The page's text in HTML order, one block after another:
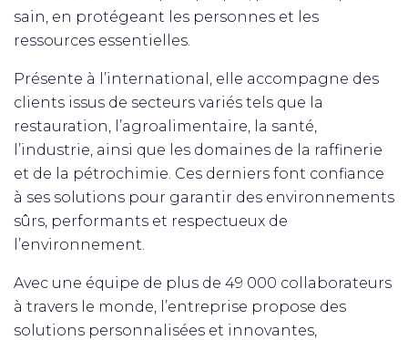
sain, en protégeant les personnes et les
ressources essentielles.
Présente à l’international, elle accompagne des
clients issus de secteurs variés tels que la
restauration, l’agroalimentaire, la santé,
l’industrie, ainsi que les domaines de la raffinerie
et de la pétrochimie. Ces derniers font confiance
à ses solutions pour garantir des environnements
sûrs, performants et respectueux de
l’environnement.
Avec une équipe de plus de 49 000 collaborateurs
à travers le monde, l’entreprise propose des
solutions personnalisées et innovantes,